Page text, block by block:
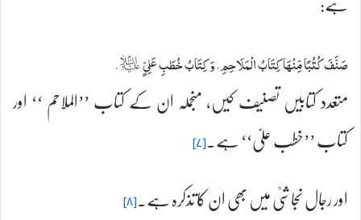
صَنَّفَ كُتُبًا مِّنْهَا كِتَابُ الْمَلَاحِمِ، وَ كِتَابُ خُطَبِ عَلِىٍّ ؑ.
متعدد کتابیں تصنیف کیں، منجملہ ان کے کتاب ’’الملاحم ‘‘ اور
کتاب ’’خطب علیؑ‘‘ ہے۔[۷]
اور رجال نجاشیؒ میں بھی ان کا تذکرہ ہے۔[۸]